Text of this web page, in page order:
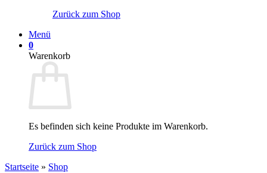
Zurück zum Shop
Menü
0
Warenkorb
Es befinden sich keine Produkte im Warenkorb.
Zurück zum Shop
Startseite » Shop